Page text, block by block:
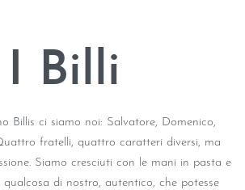
I Billi
Billis ci siamo noi: Salvatore, Domenico,
fratelli, quattro caratteri diversi, ma
Siamo cresciuti con le mani in pasta e
di nostro, autentico, che potesse